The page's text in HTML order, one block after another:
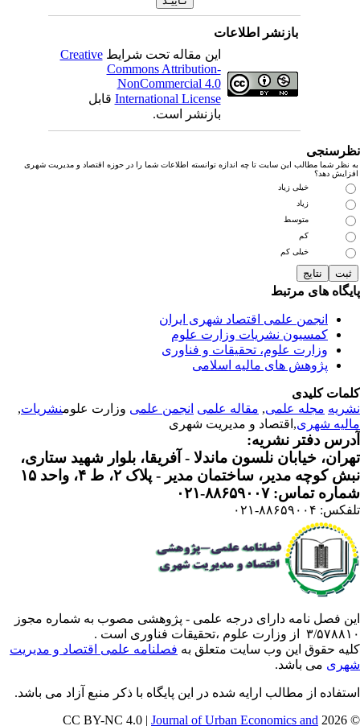
بازنشر اطلاعات
این مقاله تحت شرایطCreative
Commons Attribution-
NonCommercial 4.0
International Licenseقابل
بازنشر است.
نظر شما مطالب این سایت تا چه اندازه توانسته اطلاعات شما را در حوزه اقتصاد و مدیریت شهری
دهد؟
خیلی زیاد
زیاد
متوسط
خیلی کم
های مرتبط
انجمن علمی اقتصاد شهری ایران
کمسیون نشریات وزارت علوم
وزارت علوم، تحقیقات و فناوری
پژوهش های مالیه اسلامی
کلیدی
مجله علمی, مقاله علمی انجمن علمیوزارت علومنشریات,
شهری ,اقتصاد و مدیریت شهری
دفتر نشریه:
خیابان نلسون ماندلا - آفریقا، بلوار شهید ستاری،
کوچه مدیر، ساختمان مدیر - پلاک ۲، ط ۴، واحد ۱۵
تماس: ۸۸۶۵۹۰۰۷-۰۲۱
۸۸۶۵۹۰۰۴-۰۲۱
فصل نامه دارای درجه علمی - پژوهشی مصوب به شماره مجوز
وزارت علوم ،تحقیقات فناوری است .
حقوق این وب سایت متعلق بهفصلنامه علمی اقتصاد و مدیریت
می باشد.
از مطالب ارایه شده در این پایگاه با ذکر منبع آزاد می باشد.
©
Journal of Urban Economics and